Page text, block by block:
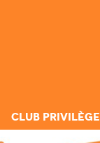
Club Privilège